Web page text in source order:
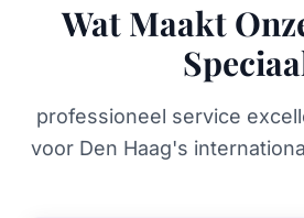
Wat Maakt
professioneel service
voor Den Haag's